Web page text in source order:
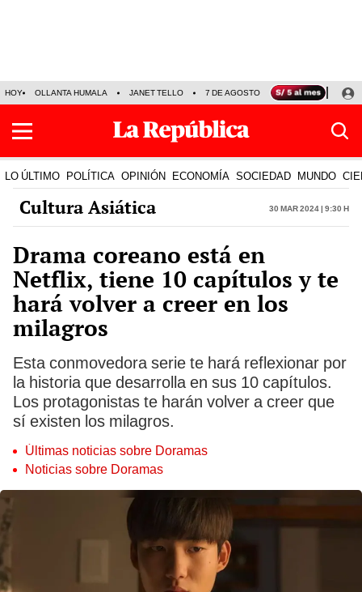
HOY OLLANTA HUMALA JANET TELLO 7 DE AGOSTO TINKA RESULTADOS
LO ÚLTIMO POLÍTICA OPINIÓN ECONOMÍA SOCIEDAD MUNDO
Cultura Asiática 30 Mar 2024 | 9:30 h
Drama coreano está en
Netflix, tiene 10 capítulos y te
hará volver a creer en los
milagros
Esta conmovedora serie te hará reflexionar por
la historia que desarrolla en sus 10 capítulos.
Los protagonistas te harán volver a creer que
sí existen los milagros.
Últimas noticias sobre Doramas
Noticias sobre Doramas